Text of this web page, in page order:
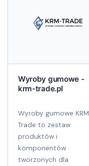
Wyroby gumowe -
krm-trade.pl
Wyroby gumowe KRM
Trade to zestaw
produktów i
komponentów
tworzonych dla